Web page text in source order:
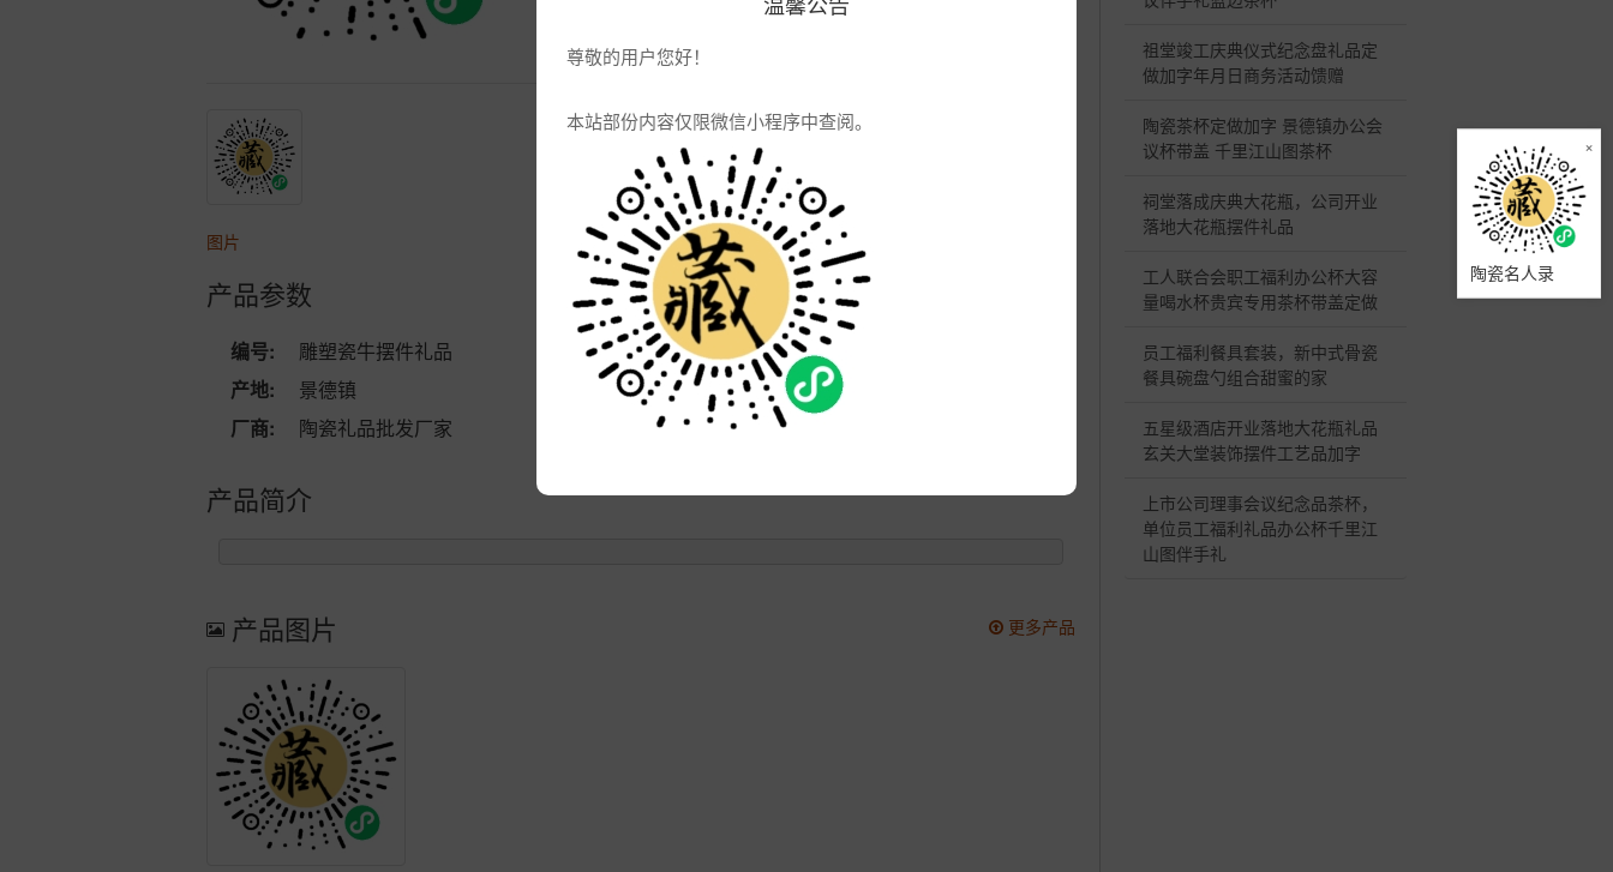
尊敬的用户您好！
本站部份内容仅限微信小程序中查阅。
×
陶瓷名人录
图片
产品参数
编号: 雕塑瓷牛摆件礼品
品牌:
产地:
景德镇 次数:
2988
厂商:
陶瓷礼品批发厂家 更新: 2022-10-05 14:21:54
产品简介
更多产品
产品图片
祖堂竣工庆典仪式纪念盘礼品定
做加字年月日商务活动馈赠
陶瓷茶杯定做加字 景德镇办公会
议杯带盖 千里江山图茶杯
祠堂落成庆典大花瓶，公司开业
落地大花瓶摆件礼品
工人联合会职工福利办公杯大容
量喝水杯贵宾专用茶杯带盖定做
员工福利餐具套装，新中式骨瓷
餐具碗盘勺组合甜蜜的家
五星级酒店开业落地大花瓶礼品
玄关大堂装饰摆件工艺品加字
上市公司理事会议纪念品茶杯，
单位员工福利礼品办公杯千里江
山图伴手礼